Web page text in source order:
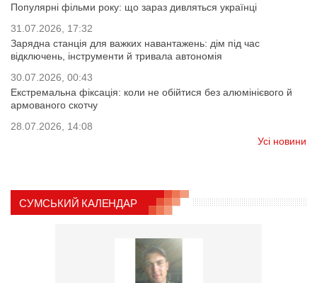
Популярні фільми року: що зараз дивляться українці
31.07.2026, 17:32
Зарядна станція для важких навантажень: дім під час
відключень, інструменти й тривала автономія
30.07.2026, 00:43
Екстремальна фіксація: коли не обійтися без алюмінієвого й
армованого скотчу
28.07.2026, 14:08
Усі новини
СУМСЬКИЙ КАЛЕНДАР